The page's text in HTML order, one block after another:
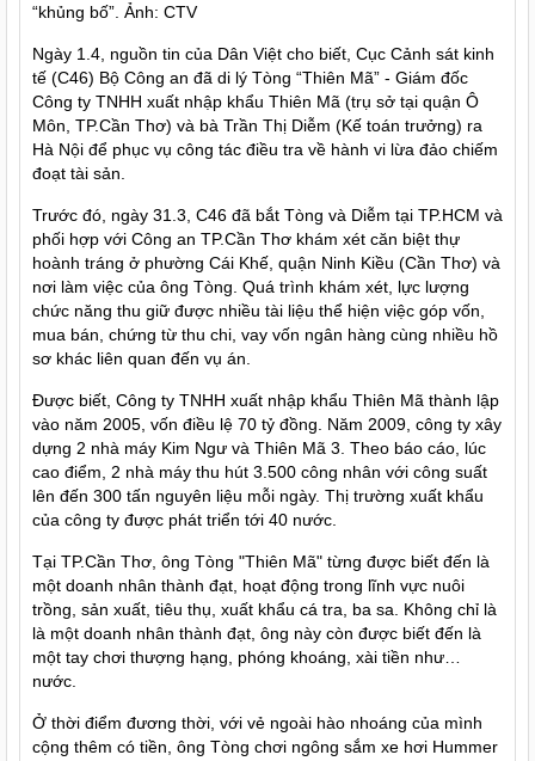
“khủng bố”. Ảnh: CTV
Ngày 1.4, nguồn tin của Dân Việt cho biết, Cục Cảnh sát kinh
tế (C46) Bộ Công an đã di lý Tòng “Thiên Mã” - Giám đốc
Công ty TNHH xuất nhập khẩu Thiên Mã (trụ sở tại quận Ô
Môn, TP.Cần Thơ) và bà Trần Thị Diễm (Kế toán trưởng) ra
Hà Nội để phục vụ công tác điều tra về hành vi lừa đảo chiếm
đoạt tài sản.
Trước đó, ngày 31.3, C46 đã bắt Tòng và Diễm tại TP.HCM và
phối hợp với Công an TP.Cần Thơ khám xét căn biệt thự
hoành tráng ở phường Cái Khế, quận Ninh Kiều (Cần Thơ) và
nơi làm việc của ông Tòng. Quá trình khám xét, lực lượng
chức năng thu giữ được nhiều tài liệu thể hiện việc góp vốn,
mua bán, chứng từ thu chi, vay vốn ngân hàng cùng nhiều hồ
sơ khác liên quan đến vụ án.
Được biết, Công ty TNHH xuất nhập khẩu Thiên Mã thành lập
vào năm 2005, vốn điều lệ 70 tỷ đồng. Năm 2009, công ty xây
dựng 2 nhà máy Kim Ngư và Thiên Mã 3. Theo báo cáo, lúc
cao điểm, 2 nhà máy thu hút 3.500 công nhân với công suất
lên đến 300 tấn nguyên liệu mỗi ngày. Thị trường xuất khẩu
của công ty được phát triển tới 40 nước.
Tại TP.Cần Thơ, ông Tòng "Thiên Mã" từng được biết đến là
một doanh nhân thành đạt, hoạt động trong lĩnh vực nuôi
trồng, sản xuất, tiêu thụ, xuất khẩu cá tra, ba sa. Không chỉ là
là một doanh nhân thành đạt, ông này còn được biết đến là
một tay chơi thượng hạng, phóng khoáng, xài tiền như…
nước.
Ở thời điểm đương thời, với vẻ ngoài hào nhoáng của mình
cộng thêm có tiền, ông Tòng chơi ngông sắm xe hơi Hummer